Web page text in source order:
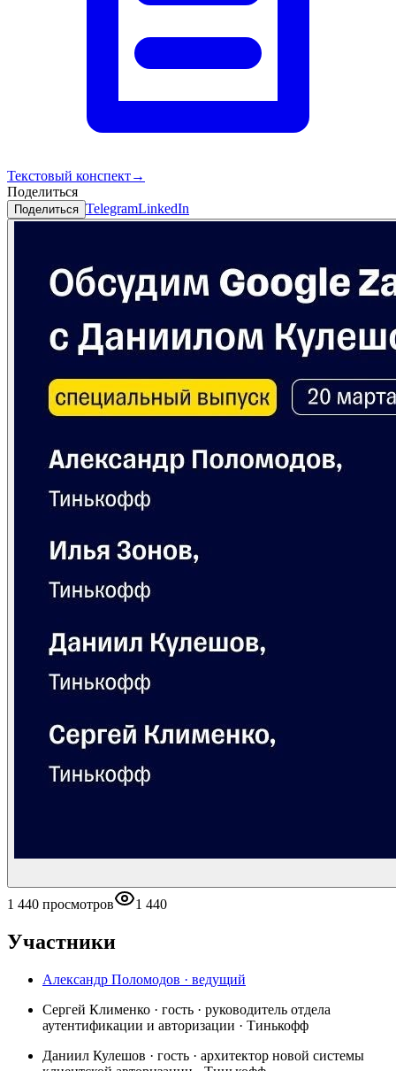
Текстовый конспект→
Поделиться
Поделиться TelegramLinkedIn
1 440 просмотров 1 440
Участники
Александр Поломодов · ведущий
Сергей Клименко · гость · руководитель отдела
аутентификации и авторизации · Тинькофф
Даниил Кулешов · гость · архитектор новой системы